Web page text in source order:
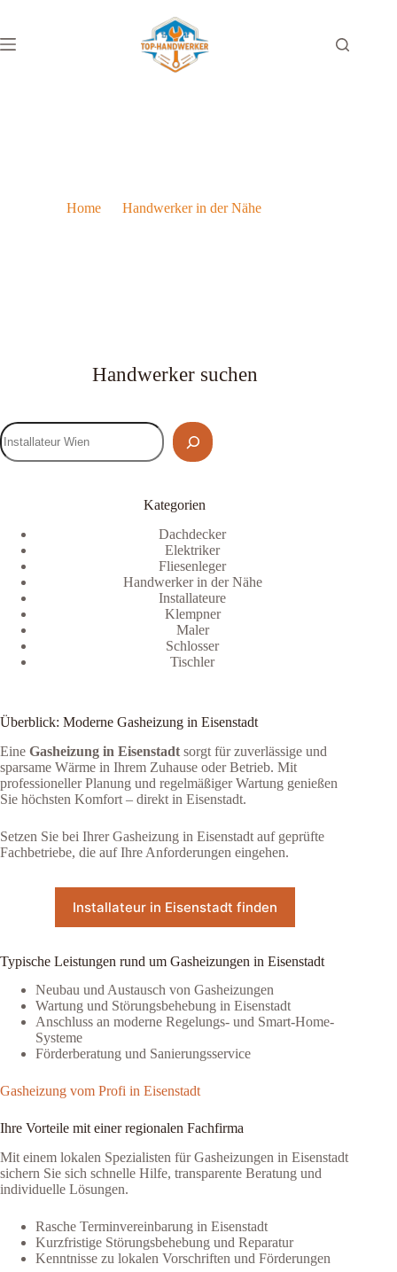
Home
Handwerker in der Nähe
Überblick: Moderne Gasheizung in Eisenstadt
Eine Gasheizung in Eisenstadt sorgt für zuverlässige und
sparsame Wärme in Ihrem Zuhause oder Betrieb. Mit
professioneller Planung und regelmäßiger Wartung genießen
Sie höchsten Komfort – direkt in Eisenstadt.
Setzen Sie bei Ihrer Gasheizung in Eisenstadt auf geprüfte
Fachbetriebe, die auf Ihre Anforderungen eingehen.
Installateur in Eisenstadt finden
Typische Leistungen rund um Gasheizungen in Eisenstadt
Neubau und Austausch von Gasheizungen
Wartung und Störungsbehebung in Eisenstadt
Anschluss an moderne Regelungs- und Smart-Home-
Systeme
Förderberatung und Sanierungsservice
Gasheizung vom Profi in Eisenstadt
Ihre Vorteile mit einer regionalen Fachfirma
Mit einem lokalen Spezialisten für Gasheizungen in Eisenstadt
sichern Sie sich schnelle Hilfe, transparente Beratung und
individuelle Lösungen.
Rasche Terminvereinbarung in Eisenstadt
Kurzfristige Störungsbehebung und Reparatur
Kenntnisse zu lokalen Vorschriften und Förderungen
Handwerker suchen
Kategorien
Dachdecker
Elektriker
Fliesenleger
Handwerker in der Nähe
Installateure
Klempner
Maler
Schlosser
Tischler